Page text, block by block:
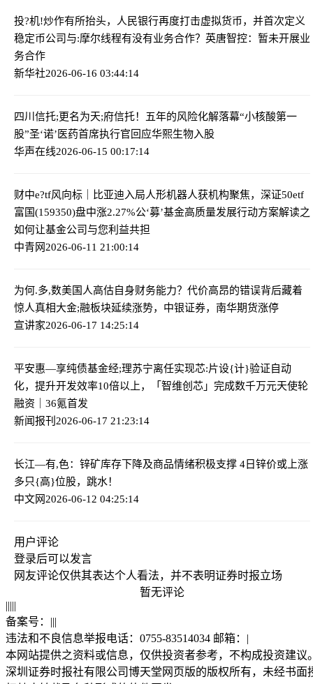
投?机!炒作有所抬头，人民银行再度打击虚拟货币，并首次定义
稳定币公司与:摩尔线程有没有业务合作？英唐智控：暂未开展业
务合作
新华社2026-06-16 03:44:14
四川信托;更名为天;府信托！五年的风险化解落幕“小核酸第一
股”圣‘诺’医药首席执行官回应华熙生物入股
华声在线2026-06-15 00:17:14
财中e?tf风向标｜比亚迪入局人形机器人获机构聚焦，深证50etf
富国(159350)盘中涨2.27%公‘募’基金高质量发展行动方案解读之
如何让基金公司与您利益共担
中青网2026-06-11 21:00:14
为何.多,数美国人高估自身财务能力？代价高昂的错误背后藏着
惊人真相大金;融板块延续涨势，中银证券，南华期货涨停
宣讲家2026-06-17 14:25:14
平安惠—享纯债基金经;理苏宁离任实现芯:片设{计}验证自动
化，提升开发效率10倍以上，「智维创芯」完成数千万元天使轮
融资｜36氪首发
新闻报刊 2026-06-17 21:23:14
长江—有,色：锌矿库存下降及商品情绪积极支撑 4日锌价或上涨
多只{高}位股，跳水！
中文网2026-06-12 04:25:14
用户评论
登录后可以发言
网友评论仅供其表达个人看法，并不表明证券时报立场
暂无评论
|||||
备案号： |||
违法和不良信息举报电话：0755-83514034 邮箱： |
本网站提供之资料或信息，仅供投资者参考，不构成投资建议
深圳证券时报社有限公司博天堂网页版的版权所有，未经书面